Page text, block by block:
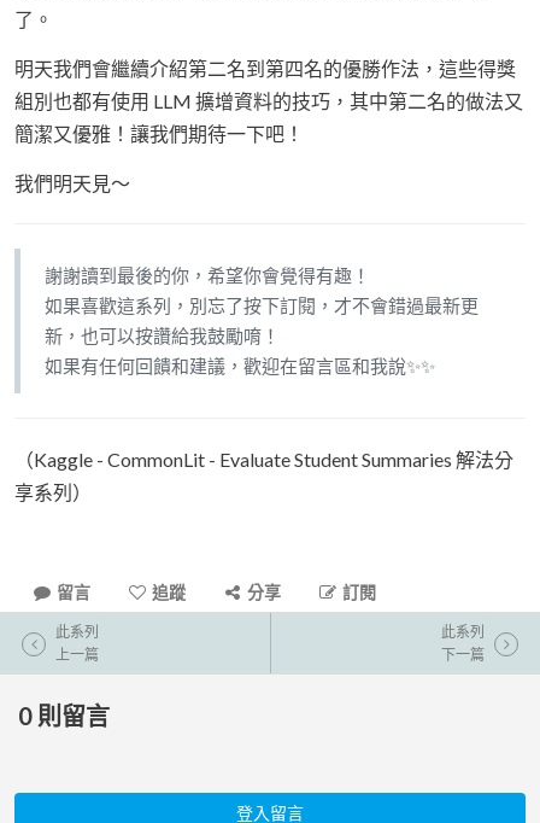
了。
明天我們會繼續介紹第二名到第四名的優勝作法，這些得獎
組別也都有使用 LLM 擴增資料的技巧，其中第二名的做法又
簡潔又優雅！讓我們期待一下吧！
我們明天見～
謝謝讀到最後的你，希望你會覺得有趣！
如果喜歡這系列，別忘了按下訂閱，才不會錯過最新更
新，也可以按讚給我鼓勵唷！
如果有任何回饋和建議，歡迎在留言區和我說✨✨
（Kaggle - CommonLit - Evaluate Student Summaries 解法分
享系列）
留言 追蹤 分享 訂閱
此系列
上一篇
此系列
下一篇
0 則留言
登入留言